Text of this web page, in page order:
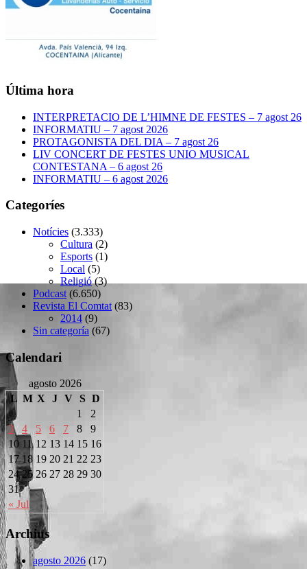
Última hora
INTERPRETACIO DE L’HIMNE DE FESTES – 7 agost 26
INFORMATIU – 7 agost 2026
PROTAGONISTA DEL DIA – 7 agost 26
LIV CONCERT DE FESTES UNIO MUSICAL
CONTESTANA – 6 agost 26
INFORMATIU – 6 agost 2026
Categoríes
Notícies (3.333)
Cultura (2)
Esports (1)
Local (5)
Religió(3)
Podcast (6.650)
Revista El Comtat (83)
2014 (9)
Sin categoría (67)
Calendari
agosto 2026
L M X J V S D
« Jul
1
2
3
4 5 6 7 8
9
10 11 12 13 14 15 16
17 18 19 20 21 22 23
24 25 26 27 28 29 30
31
Archius
agosto 2026 (17)